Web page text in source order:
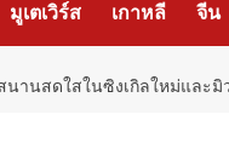
มูเตเวิร์ส เกาหลี จีน
นสดใสในซิงเกิลใหม่และมิว